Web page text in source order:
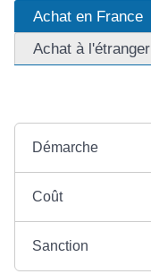
Achat en France
Achat à l'étranger
Démarche
Coût
Sanction